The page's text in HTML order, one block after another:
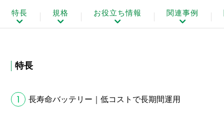
特長 規格 お役立ち情報 関連事例
特長
1 長寿命バッテリー｜低コストで長期間運用